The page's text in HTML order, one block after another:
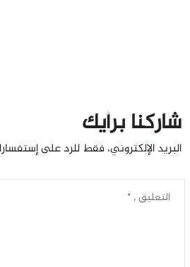
شاركنا برأيك
البريد الإلكتروني، فقط للرد على